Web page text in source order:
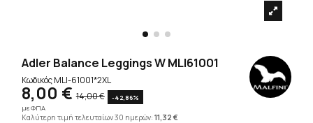
Adler Balance Leggings W MLI61001
ΚωδικόςMLI-61001*2XL
8,00 € 14,00 €
-42,86%
με ΦΠΑ
Καλύτερη τιμή τελευταίων 30 ημερών:11,32 €